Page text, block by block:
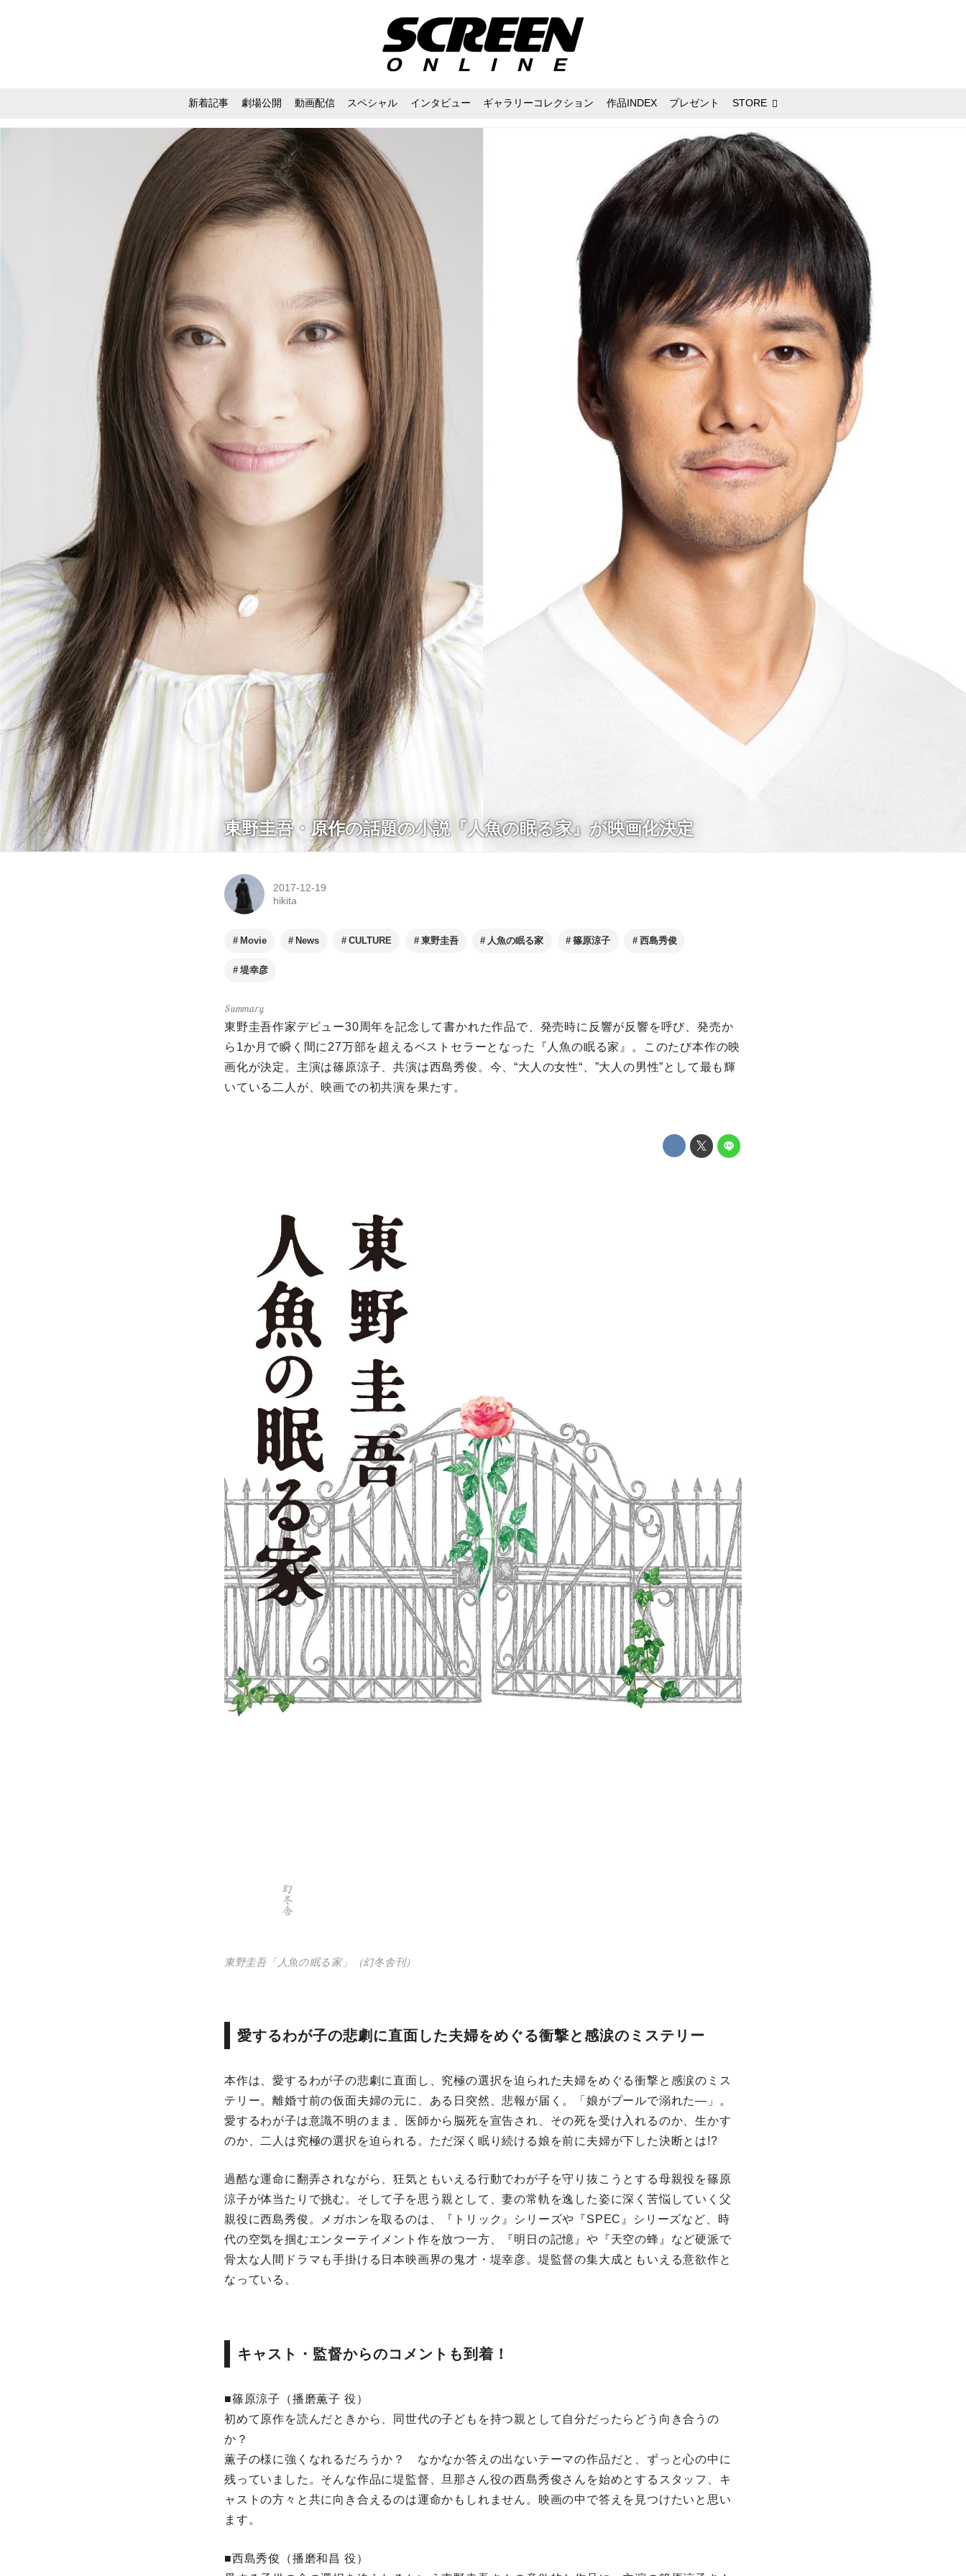
新着記事 劇場公開 動画配信 スペシャル インタビュー ギャラリーコレクション 作品INDEX プレゼント STORE
東野圭吾・原作の話題の小説『人魚の眠る家』が映画化決定
2017-12-19
hikita
Movie News CULTURE 東野圭吾 人魚の眠る家 篠原涼子 西島秀俊
堤幸彦
東野圭吾作家デビュー30周年を記念して書かれた作品で、発売時に反響が反響を呼び、発売か
ら1か月で瞬く間に27万部を超えるベストセラーとなった『人魚の眠る家』。このたび本作の映
画化が決定。主演は篠原涼子、共演は西島秀俊。今、“大人の女性“、”大人の男性”として最も輝
いている二人が、映画での初共演を果たす。
東野圭吾「人魚の眠る家」（幻冬舎刊）
愛するわが子の悲劇に直面した夫婦をめぐる衝撃と感涙のミステリー
本作は、愛するわが子の悲劇に直面し、究極の選択を迫られた夫婦をめぐる衝撃と感涙のミス
テリー。離婚寸前の仮面夫婦の元に、ある日突然、悲報が届く。「娘がプールで溺れた―」。
愛するわが子は意識不明のまま、医師から脳死を宣告され、その死を受け入れるのか、生かす
のか、二人は究極の選択を迫られる。ただ深く眠り続ける娘を前に夫婦が下した決断とは!?
過酷な運命に翻弄されながら、狂気ともいえる行動でわが子を守り抜こうとする母親役を篠原
涼子が体当たりで挑む。そして子を思う親として、妻の常軌を逸した姿に深く苦悩していく父
親役に西島秀俊。メガホンを取るのは、『トリック』シリーズや『SPEC』シリーズなど、時
代の空気を掴むエンターテイメント作を放つ一方、『明日の記憶』や『天空の蜂』など硬派で
骨太な人間ドラマも手掛ける日本映画界の鬼才・堤幸彦。堤監督の集大成ともいえる意欲作と
なっている。
キャスト・監督からのコメントも到着！
■篠原涼子（播磨薫子 役）
初めて原作を読んだときから、同世代の子どもを持つ親として自分だったらどう向き合うの
か？
薫子の様に強くなれるだろうか？ なかなか答えの出ないテーマの作品だと、ずっと心の中に
残っていました。そんな作品に堤監督、旦那さん役の西島秀俊さんを始めとするスタッフ、キ
ャストの方々と共に向き合えるのは運命かもしれません。映画の中で答えを見つけたいと思い
ます。
■西島秀俊（播磨和昌 役）